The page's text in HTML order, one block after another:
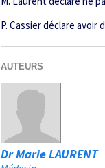
P. Cassier déclare avoir
AUTEURS
Dr Marie LAURENT